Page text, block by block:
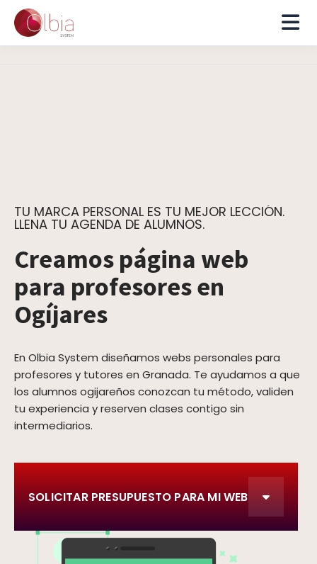
TU MARCA PERSONAL ES TU MEJOR LECCIÓN.
LLENA TU AGENDA DE ALUMNOS.
Creamos página web
para profesores en
Ogíjares
En Olbia System diseñamos webs personales para
profesores y tutores en Granada. Te ayudamos a que
los alumnos ogijareños conozcan tu método, validen
tu experiencia y reserven clases contigo sin
intermediarios.
SOLICITAR PRESUPUESTO PARA MI WEB